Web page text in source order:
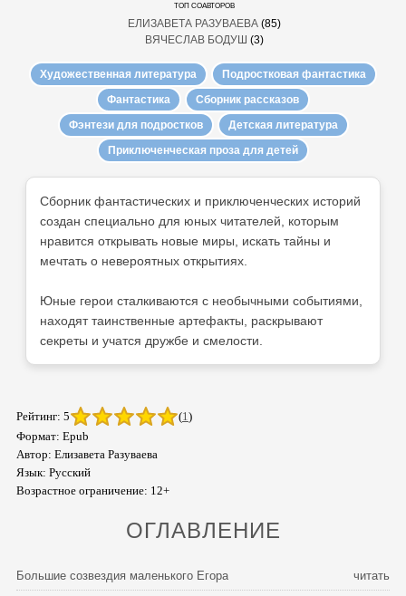
ТОП СОАВТОРОВ
ЕЛИЗАВЕТА РАЗУВАЕВА(85)
ВЯЧЕСЛАВ БОДУШ (3)
Художественная литература
Подростковая фантастика
Фантастика
Сборник рассказов
Фэнтези для подростков
Детская литература
Приключенческая проза для детей
Сборник фантастических и приключенческих историй
создан специально для юных читателей, которым
нравится открывать новые миры, искать тайны и
мечтать о невероятных открытиях.
Юные герои сталкиваются с необычными событиями,
находят таинственные артефакты, раскрывают
секреты и учатся дружбе и смелости.
Рейтинг: 5 (1 )
Формат: Epub
Автор: Елизавета Разуваева
Язык: Русский
Возрастное ограничение: 12+
ОГЛАВЛЕНИЕ
Большие созвездия маленького Егора читать